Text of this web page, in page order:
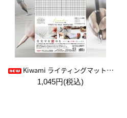
Kiwami ライティングマット下敷 HAKU白薄【A4+方眼】
1,045円(税込)